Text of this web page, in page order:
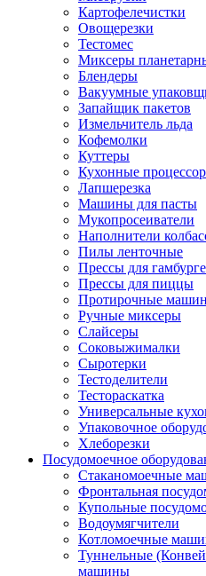
Картофелечистки
Овощерезки
Тестомес
Миксеры
Блендеры
Вакуумные
Запайщик пакетов
Измельчитель льда
Кофемолки
Куттеры
Кухонные
Лапшерезка
Машины для пасты
Мукопросеиватели
Наполнители
Пилы ленточные
Прессы для
Прессы для пиццы
Протирочные
Ручные миксеры
Слайсеры
Соковыжималки
Сыротерки
Тестоделители
Тестораскатка
Универсальные
Упаковочное
Хлеборезки
Посудомоечное
Стаканомоечные
Фронтальная
Купольные
Водоумягчители
Котломоечные
Туннельные
машины